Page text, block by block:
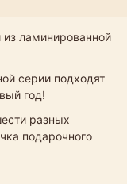
ламинированной
серии подходят
год!
разных
подарочного